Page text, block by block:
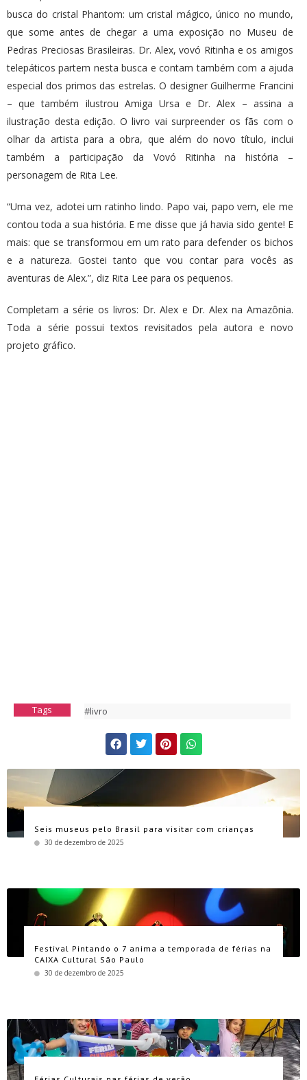
busca do cristal Phantom: um cristal mágico, único no mundo,
que some antes de chegar a uma exposição no Museu de
Pedras Preciosas Brasileiras. Dr. Alex, vovó Ritinha e os amigos
telepáticos partem nesta busca e contam também com a ajuda
especial dos primos das estrelas. O designer Guilherme Francini
– que também ilustrou Amiga Ursa e Dr. Alex – assina a
ilustração desta edição. O livro vai surpreender os fãs com o
olhar da artista para a obra, que além do novo título, inclui
também a participação da Vovó Ritinha na história –
personagem de Rita Lee.
“Uma vez, adotei um ratinho lindo. Papo vai, papo vem, ele me
contou toda a sua história. E me disse que já havia sido gente! E
mais: que se transformou em um rato para defender os bichos
e a natureza. Gostei tanto que vou contar para vocês as
aventuras de Alex.”, diz Rita Lee para os pequenos.
Completam a série os livros: Dr. Alex e Dr. Alex na Amazônia.
Toda a série possui textos revisitados pela autora e novo
projeto gráfico.
Tags #livro
Seis museus pelo Brasil para visitar com crianças
30 de dezembro de 2025
Festival Pintando o 7 anima a temporada de férias na
CAIXA Cultural São Paulo
30 de dezembro de 2025